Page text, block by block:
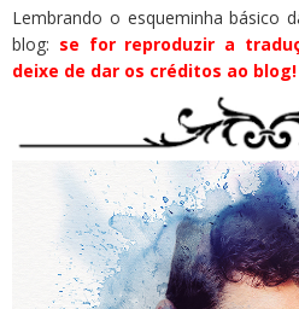
Lembrando o esqueminha básico
blog: se for reproduzir a
deixe de dar os créditos ao blog!